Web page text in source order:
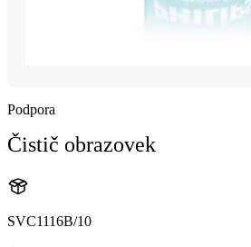
Podpora
Čistič obrazovek
SVC1116B/10